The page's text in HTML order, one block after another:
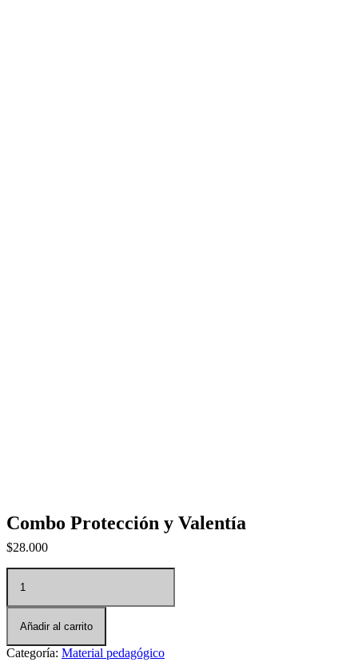
Combo Protección y Valentía
$28.000
Añadir al carrito
Categoría: Material pedagógico